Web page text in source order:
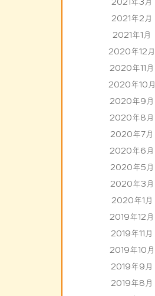
2021年2月
2021年1月
2020年12月
2020年11月
2020年10月
2020年9月
2020年8月
2020年7月
2020年6月
2020年5月
2020年3月
2020年1月
2019年12月
2019年11月
2019年10月
2019年9月
2019年8月